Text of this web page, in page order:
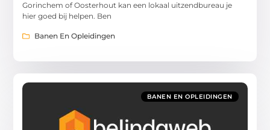
Gorinchem of Oosterhout kan een lokaal uitzendbureau je
hier goed bij helpen. Ben
Banen En Opleidingen
BANEN EN OPLEIDINGEN